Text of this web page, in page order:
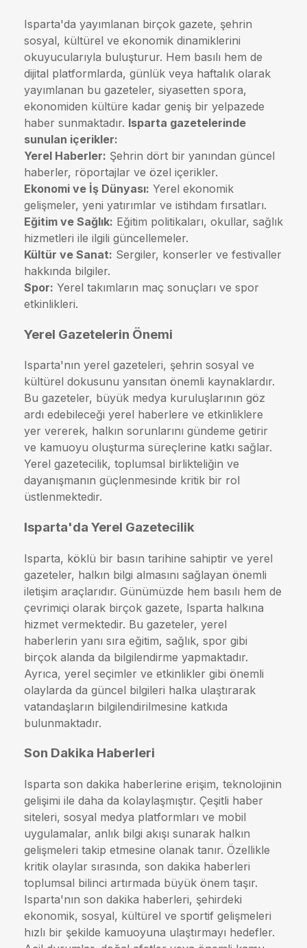
Isparta'da yayımlanan birçok gazete, şehrin
sosyal, kültürel ve ekonomik dinamiklerini
okuyucularıyla buluşturur. Hem basılı hem de
dijital platformlarda, günlük veya haftalık olarak
yayımlanan bu gazeteler, siyasetten spora,
ekonomiden kültüre kadar geniş bir yelpazede
haber sunmaktadır. Isparta gazetelerinde
sunulan içerikler:
Yerel Haberler: Şehrin dört bir yanından güncel
haberler, röportajlar ve özel içerikler.
Ekonomi ve İş Dünyası: Yerel ekonomik
gelişmeler, yeni yatırımlar ve istihdam fırsatları.
Eğitim ve Sağlık: Eğitim politikaları, okullar, sağlık
hizmetleri ile ilgili güncellemeler.
Kültür ve Sanat: Sergiler, konserler ve festivaller
hakkında bilgiler.
Spor: Yerel takımların maç sonuçları ve spor
etkinlikleri.
Yerel Gazetelerin Önemi
Isparta'nın yerel gazeteleri, şehrin sosyal ve
kültürel dokusunu yansıtan önemli kaynaklardır.
Bu gazeteler, büyük medya kuruluşlarının göz
ardı edebileceği yerel haberlere ve etkinliklere
yer vererek, halkın sorunlarını gündeme getirir
ve kamuoyu oluşturma süreçlerine katkı sağlar.
Yerel gazetecilik, toplumsal birlikteliğin ve
dayanışmanın güçlenmesinde kritik bir rol
üstlenmektedir.
Isparta'da Yerel Gazetecilik
Isparta, köklü bir basın tarihine sahiptir ve yerel
gazeteler, halkın bilgi almasını sağlayan önemli
iletişim araçlarıdır. Günümüzde hem basılı hem de
çevrimiçi olarak birçok gazete, Isparta halkına
hizmet vermektedir. Bu gazeteler, yerel
haberlerin yanı sıra eğitim, sağlık, spor gibi
birçok alanda da bilgilendirme yapmaktadır.
Ayrıca, yerel seçimler ve etkinlikler gibi önemli
olaylarda da güncel bilgileri halka ulaştırarak
vatandaşların bilgilendirilmesine katkıda
bulunmaktadır.
Son Dakika Haberleri
Isparta son dakika haberlerine erişim, teknolojinin
gelişimi ile daha da kolaylaşmıştır. Çeşitli haber
siteleri, sosyal medya platformları ve mobil
uygulamalar, anlık bilgi akışı sunarak halkın
gelişmeleri takip etmesine olanak tanır. Özellikle
kritik olaylar sırasında, son dakika haberleri
toplumsal bilinci artırmada büyük önem taşır.
Isparta'nın son dakika haberleri, şehirdeki
ekonomik, sosyal, kültürel ve sportif gelişmeleri
hızlı bir şekilde kamuoyuna ulaştırmayı hedefler.